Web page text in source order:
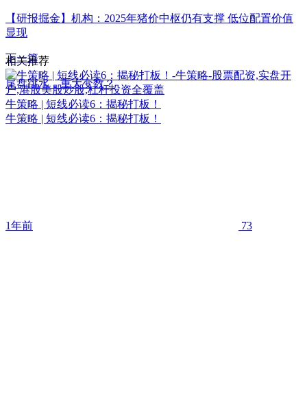
【研报掘金】机构：2025年猪价中枢仍有支撑 低位配置价值
显现
下一篇
尾盘跳水，重大变数？
相关推荐
牛策略 | 短线必读6：揭秘打板！
牛策略 | 短线必读6：揭秘打板！
1年前 73